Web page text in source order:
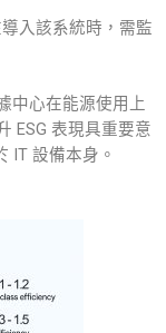
入該系統時，需監
中心在能源使用上
ESG 表現具重要意
IT 設備本身。